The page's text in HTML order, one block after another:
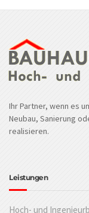
Ihr Partner, wenn es
Neubau, Sanierung
realisieren.
Leistungen
Hoch- und